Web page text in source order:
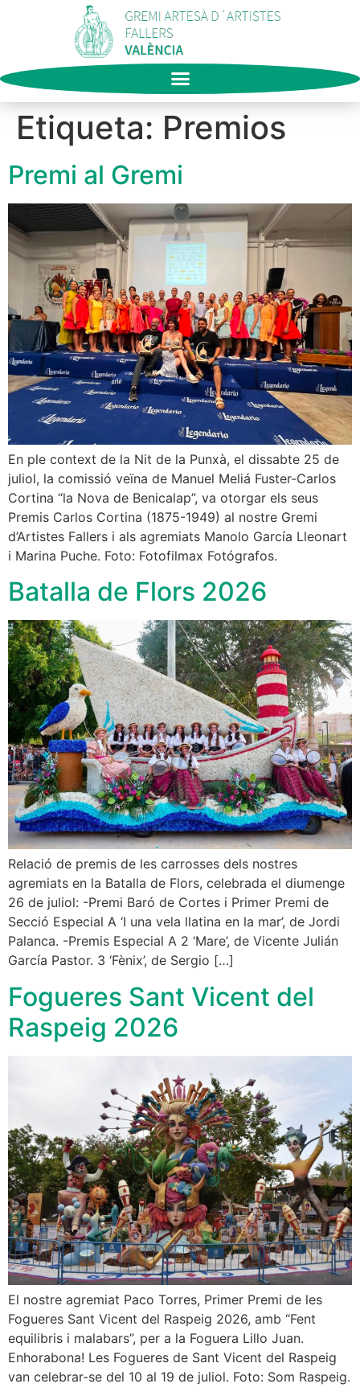
Etiqueta: Premios
Premi al Gremi
En ple context de la Nit de la Punxà, el dissabte 25 de
juliol, la comissió veïna de Manuel Meliá Fuster-Carlos
Cortina “la Nova de Benicalap”, va otorgar els seus
Premis Carlos Cortina (1875-1949) al nostre Gremi
d’Artistes Fallers i als agremiats Manolo García Lleonart
i Marina Puche. Foto: Fotofilmax Fotógrafos.
Batalla de Flors 2026
Relació de premis de les carrosses dels nostres
agremiats en la Batalla de Flors, celebrada el diumenge
26 de juliol: -Premi Baró de Cortes i Primer Premi de
Secció Especial A ‘I una vela llatina en la mar’, de Jordi
Palanca. -Premis Especial A 2 ‘Mare’, de Vicente Julián
García Pastor. 3 ‘Fènix’, de Sergio […]
Fogueres Sant Vicent del
Raspeig 2026
El nostre agremiat Paco Torres, Primer Premi de les
Fogueres Sant Vicent del Raspeig 2026, amb “Fent
equilibris i malabars”, per a la Foguera Lillo Juan.
Enhorabona! Les Fogueres de Sant Vicent del Raspeig
van celebrar-se del 10 al 19 de juliol. Foto: Som Raspeig.